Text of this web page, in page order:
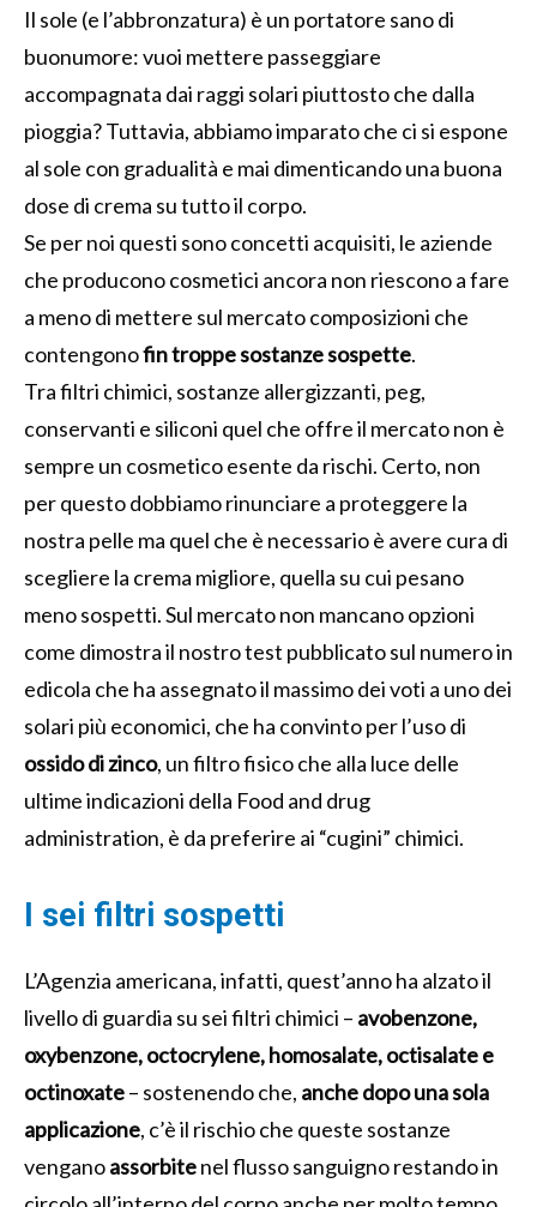
Il sole (e l’abbronzatura) è un portatore sano di
buonumore: vuoi mettere passeggiare
accompagnata dai raggi solari piuttosto che dalla
pioggia? Tuttavia, abbiamo imparato che ci si espone
al sole con gradualità e mai dimenticando una buona
dose di crema su tutto il corpo.
Se per noi questi sono concetti acquisiti, le aziende
che producono cosmetici ancora non riescono a fare
a meno di mettere sul mercato composizioni che
contengonofin troppe sostanze sospette.
Tra filtri chimici, sostanze allergizzanti, peg,
conservanti e siliconi quel che offre il mercato non è
sempre un cosmetico esente da rischi. Certo, non
per questo dobbiamo rinunciare a proteggere la
nostra pelle ma quel che è necessario è avere cura di
scegliere la crema migliore, quella su cui pesano
meno sospetti. Sul mercato non mancano opzioni
come dimostra il nostro test pubblicato sul numero in
edicola che ha assegnato il massimo dei voti a uno dei
solari più economici, che ha convinto per l’uso di
ossido di zinco, un filtro fisico che alla luce delle
ultime indicazioni della Food and drug
administration, è da preferire ai “cugini” chimici.
I sei filtri sospetti
L’Agenzia americana, infatti, quest’anno ha alzato il
livello di guardia su sei filtri chimici – avobenzone,
oxybenzone, octocrylene, homosalate, octisalate e
octinoxate– sostenendo che, anche dopo una sola
applicazione, c’è il rischio che queste sostanze
venganoassorbitenel flusso sanguigno restando in